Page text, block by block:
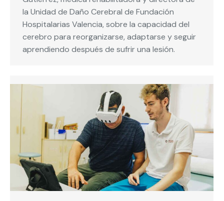
la Unidad de Daño Cerebral de Fundación
Hospitalarias Valencia, sobre la capacidad del
cerebro para reorganizarse, adaptarse y seguir
aprendiendo después de sufrir una lesión.